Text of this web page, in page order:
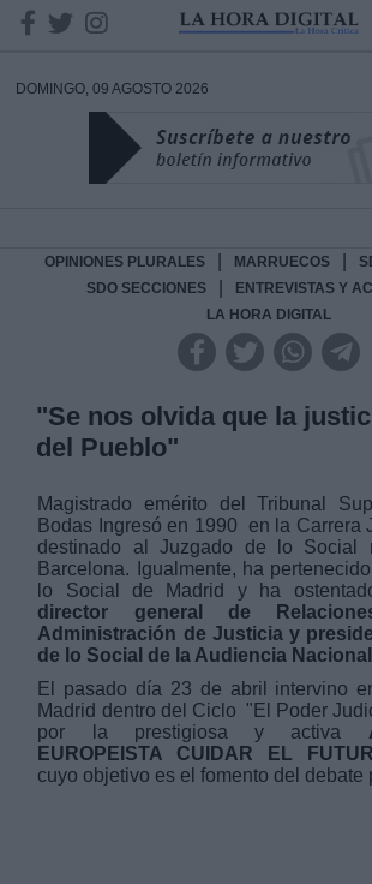
DOMINGO, 09 AGOSTO 2026
OPINIONES PLURALES MARRUECOS
SDO SECCIONES ENTREVISTAS Y
LA HORA DIGITAL
"Se nos olvida que la
del Pueblo"
Magistrado emérito del Tribunal
Bodas Ingresó en 1990 en la Carrera
destinado al Juzgado de lo Social
Barcelona. Igualmente, ha
lo Social de Madrid y ha
director general de
Administración de Justicia y
de lo Social de la Audiencia
El pasado día 23 de abril intervino
Madrid dentro del Ciclo "El Poder
por la prestigiosa y activa
EUROPEISTA CUIDAR EL
cuyo objetivo es el fomento del debate
DATOS
Responsable:
Legitimación:
Derechos:
link